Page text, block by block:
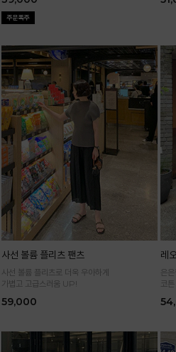
사선 볼륨 플리츠 팬츠
사선 볼륨 플리츠로 더욱 우아하게
가볍고 고급스러움 UP!
59,000
레
은
코